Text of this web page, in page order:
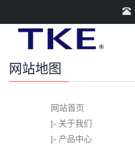
网站地图
网站首页
|- 关于我们
|- 产品中心